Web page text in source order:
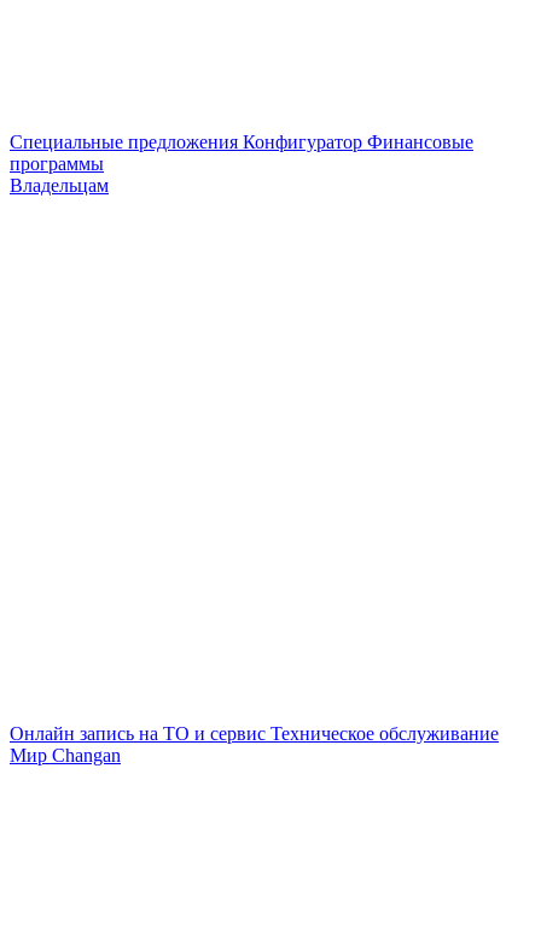
Специальные предложения Конфигуратор Финансовые
программы
Владельцам
Онлайн запись на ТО и сервис Техническое обслуживание
Мир Changan